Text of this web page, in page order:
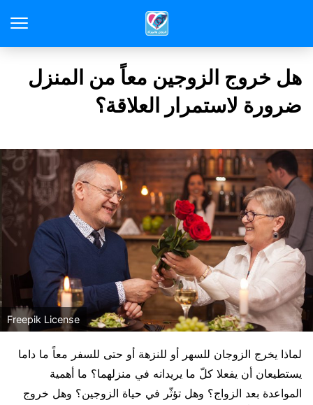
هل خروج الزوجين معاً من المنزل
ضرورة لاستمرار العلاقة؟
Freepik License
لماذا يخرج الزوجان للسهر أو للنزهة أو حتى للسفر معاً ما داما
يستطيعان أن يفعلا كلّ ما يريدانه في منزلهما؟ ما أهمية
المواعدة بعد الزواج؟ وهل تؤثّر في حياة الزوجين؟ وهل خروج